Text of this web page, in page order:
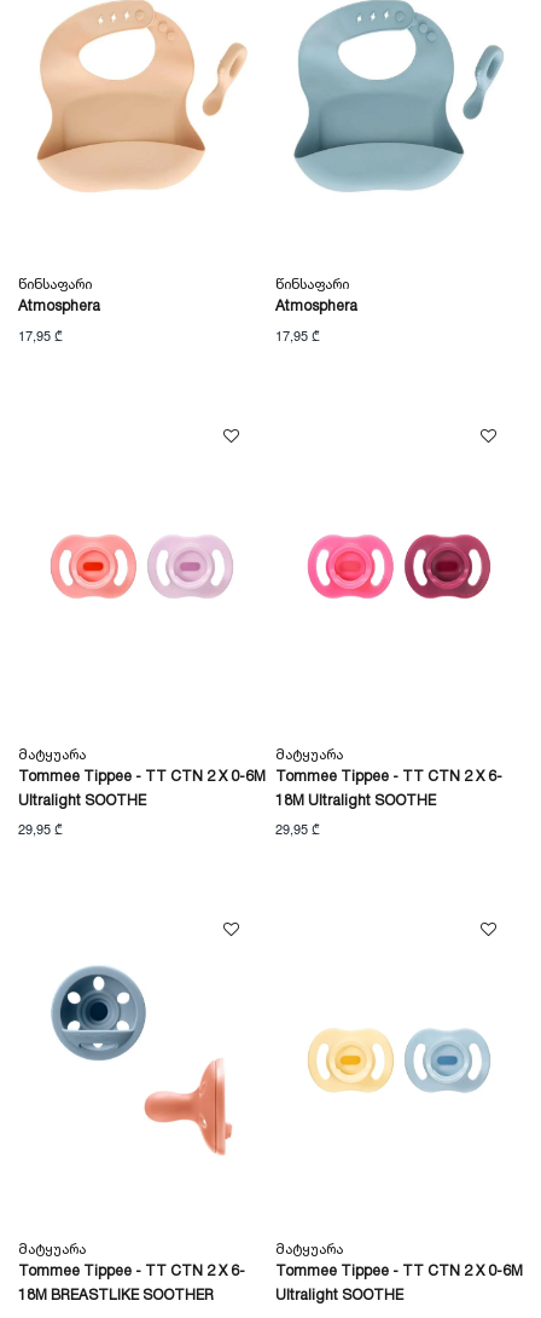
Წინსაფარი
Atmosphera
17,95 ₾
Წინსაფარი
Atmosphera
17,95 ₾
Მატყუარა
Tommee Tippee - TT CTN 2 X 0-6M
Ultralight SOOTHE
29,95 ₾
Მატყუარა
Tommee Tippee - TT CTN 2 X 6-
18M Ultralight SOOTHE
29,95 ₾
Მატყუარა
Tommee Tippee - TT CTN 2 X 6-
18M BREASTLIKE SOOTHER
Მატყუარა
Tommee Tippee - TT CTN 2 X 0-6M
Ultralight SOOTHE